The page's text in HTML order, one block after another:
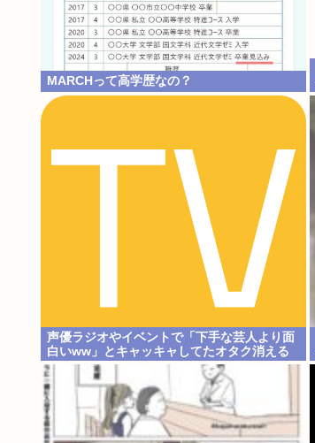
MARCHって高学歴なの？
声優ラジオやイベントで「下手な芸人より面
白いww」とキャッキャしてたオタク消える